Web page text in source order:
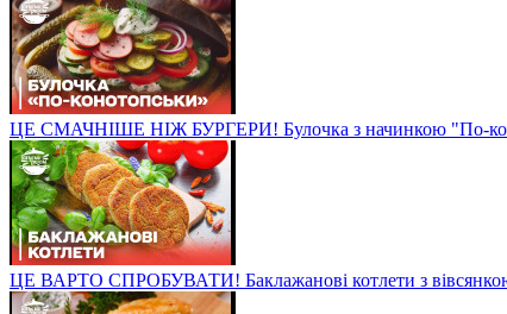
ЦЕ СМАЧНІШЕ НІЖ БУРГЕРИ! Булочка з начинкою "По-
ЦЕ ВАРТО СПРОБУВАТИ! Баклажанові котлети з